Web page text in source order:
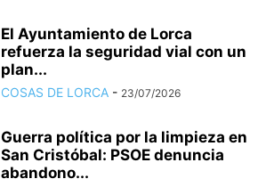
El Ayuntamiento de Lorca
refuerza la seguridad vial con un
plan...
COSAS DE LORCA - 23/07/2026
Guerra política por la limpieza en
San Cristóbal: PSOE denuncia
abandono...